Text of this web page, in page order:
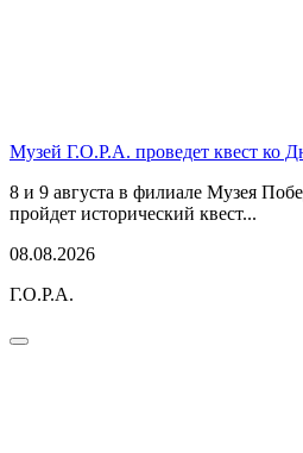
Музей Г.О.Р.А. проведет квест ко
8 и 9 августа в филиале Музея
пройдет исторический квест...
08.08.2026
Г.О.Р.А.